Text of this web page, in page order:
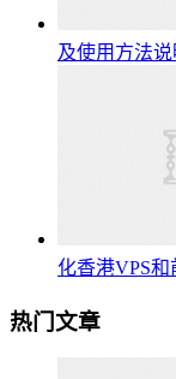
及使用方法说
化香港VPS
热门文章